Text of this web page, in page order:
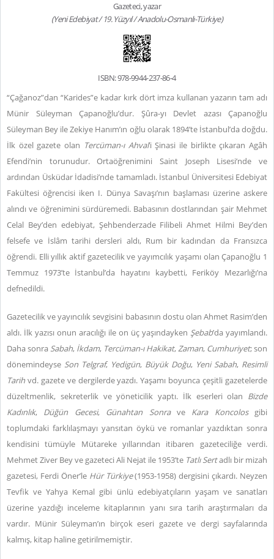
Gazeteci, yazar
(Yeni Edebiyat / 19. Yüzyıl / Anadolu-Osmanlı-Türkiye)
ISBN: 978-9944-237-86-4
“Çağanoz”dan “Karides”e kadar kırk dört imza kullanan yazarın tam adı
Münir Süleyman Çapanoğlu’dur. Şûra-yı Devlet azası Çapanoğlu
Süleyman Bey ile Zekiye Hanım’ın oğlu olarak 1894’te İstanbul’da doğdu.
İlk özel gazete olan Tercüman-ı Ahval’i Şinasi ile birlikte çıkaran Agâh
Efendi’nin torunudur. Ortaöğrenimini Saint Joseph Lisesi’nde ve
ardından Üsküdar İdadisi’nde tamamladı. İstanbul Üniversitesi Edebiyat
Fakültesi öğrencisi iken I. Dünya Savaşı’nın başlaması üzerine askere
alındı ve öğrenimini sürdüremedi. Babasının dostlarından şair Mehmet
Celal Bey’den edebiyat, Şehbenderzade Filibeli Ahmet Hilmi Bey’den
felsefe ve İslâm tarihi dersleri aldı, Rum bir kadından da Fransızca
öğrendi. Elli yıllık aktif gazetecilik ve yayımcılık yaşamı olan Çapanoğlu 1
Temmuz 1973’te İstanbul’da hayatını kaybetti, Feriköy Mezarlığı’na
defnedildi.
Gazetecilik ve yayıncılık sevgisini babasının dostu olan Ahmet Rasim’den
aldı. İlk yazısı onun aracılığı ile on üç yaşındayken Şebab’da yayımlandı.
Daha sonra Sabah, İkdam, Tercüman-ı Hakikat,Zaman, Cumhuriyet; son
dönemindeyse Son Telgraf, Yedigün, Büyük Doğu, Yeni Sabah, Resimli
Tarih vd. gazete ve dergilerde yazdı. Yaşamı boyunca çeşitli gazetelerde
düzeltmenlik, sekreterlik ve yöneticilik yaptı. İlk eserleri olan Bizde
Kadınlık, Düğün Gecesi, Günahtan Sonrave Kara Koncolosgibi
toplumdaki farklılaşmayı yansıtan öykü ve romanlar yazdıktan sonra
kendisini tümüyle Mütareke yıllarından itibaren gazeteciliğe verdi.
Mehmet Ziver Bey ve gazeteci Ali Nejat ile 1953’te Tatlı Sertadlı bir mizah
gazetesi, Ferdi Öner’le Hür Türkiye(1953-1958) dergisini çıkardı. Neyzen
Tevfik ve Yahya Kemal gibi ünlü edebiyatçıların yaşam ve sanatları
üzerine yazdığı inceleme kitaplarının yanı sıra tarih araştırmaları da
vardır. Münir Süleyman’ın birçok eseri gazete ve dergi sayfalarında
kalmış, kitap haline getirilmemiştir.